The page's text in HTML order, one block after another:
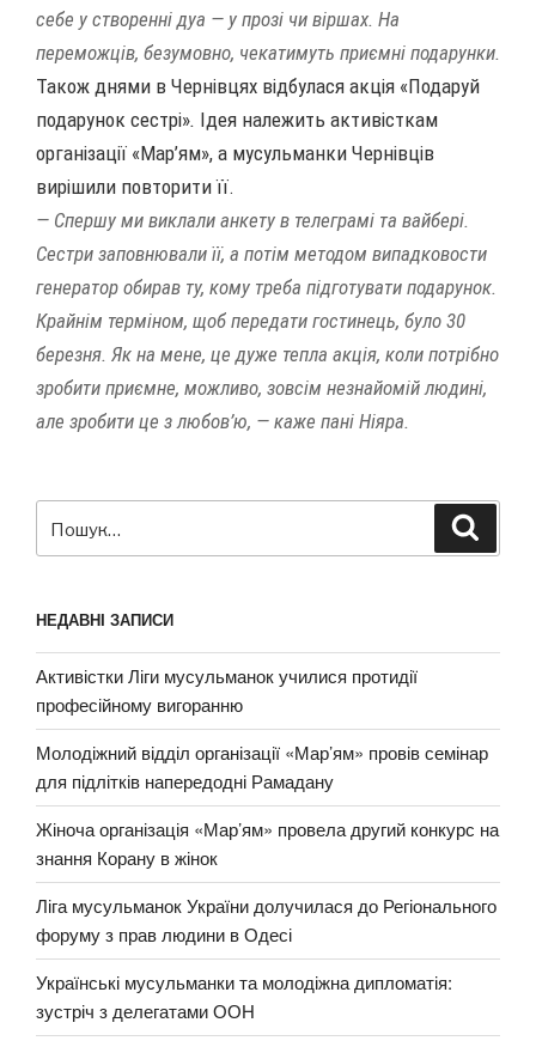
себе у створенні дуа — у прозі чи віршах. На
переможців, безумовно, чекатимуть приємні подарунки.
Також днями в Чернівцях відбулася акція «Подаруй
подарунок сестрі». Ідея належить активісткам
організації «Мар’ям», а мусульманки Чернівців
вирішили повторити її.
— Спершу ми виклали анкету в телеграмі та вайбері.
Сестри заповнювали її, а потім методом випадковости
генератор обирав ту, кому треба підготувати подарунок.
Крайнім терміном, щоб передати гостинець, було 30
березня. Як на мене, це дуже тепла акція, коли потрібно
зробити приємне, можливо, зовсім незнайомій людині,
але зробити це з любов’ю, — каже пані Ніяра.
за
НЕДАВНІ ЗАПИСИ
Активістки Ліги мусульманок училися протидії
професійному вигоранню
Молодіжний відділ організації «Мар’ям» провів семінар
для підлітків напередодні Рамадану
Жіноча організація «Мар’ям» провела другий конкурс на
знання Корану в жінок
Ліга мусульманок України долучилася до Регіонального
форуму з прав людини в Одесі
Українські мусульманки та молодіжна дипломатія:
зустріч з делегатами ООН